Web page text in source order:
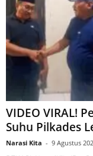
VIDEO VIRAL!
Suhu Pilkades
Narasi Kita - 9 Agustus